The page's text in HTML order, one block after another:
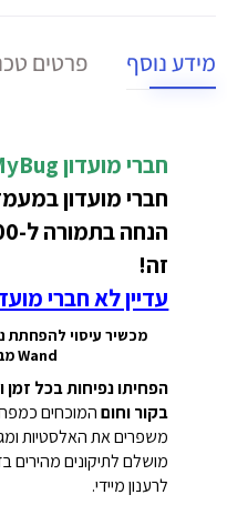
מידע נוסף פרטים
חברי מועדון MyBug מקבלים יותר!
זה!
עדיין לא חברי
Wand מבית Therabody
הפחיתו נפיחות בכל זמן
בקור וחוםהמוכחים
משפרים את האלסטיות
מושלם לתיקונים
לרענון מיידי.